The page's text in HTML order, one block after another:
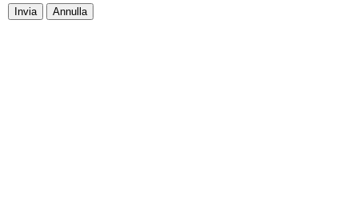
Invia Annulla